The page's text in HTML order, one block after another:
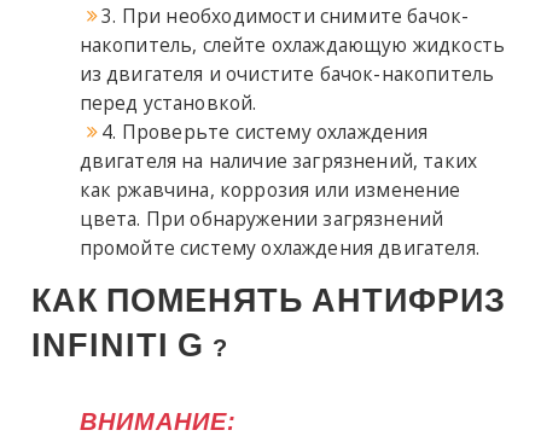
3. При необходимости снимите бачок-
накопитель, слейте охлаждающую жидкость
из двигателя и очистите бачок-накопитель
перед установкой.
4. Проверьте систему охлаждения
двигателя на наличие загрязнений, таких
как ржавчина, коррозия или изменение
цвета. При обнаружении загрязнений
промойте систему охлаждения двигателя.
КАК ПОМЕНЯТЬ АНТИФРИЗ
INFINITI G ?
ВНИМАНИЕ: